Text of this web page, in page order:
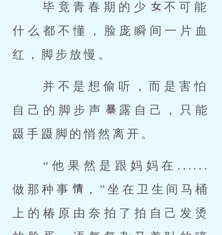
毕竟青春期的少
不可能
什么都不懂，脸庞瞬间一片血
红，脚步放慢。
自己的脚步声
露自己，只能
蹑手蹑脚的悄然离开。
做那种事
，”坐在卫生间马桶
上的椿原由奈拍了拍自己发烫